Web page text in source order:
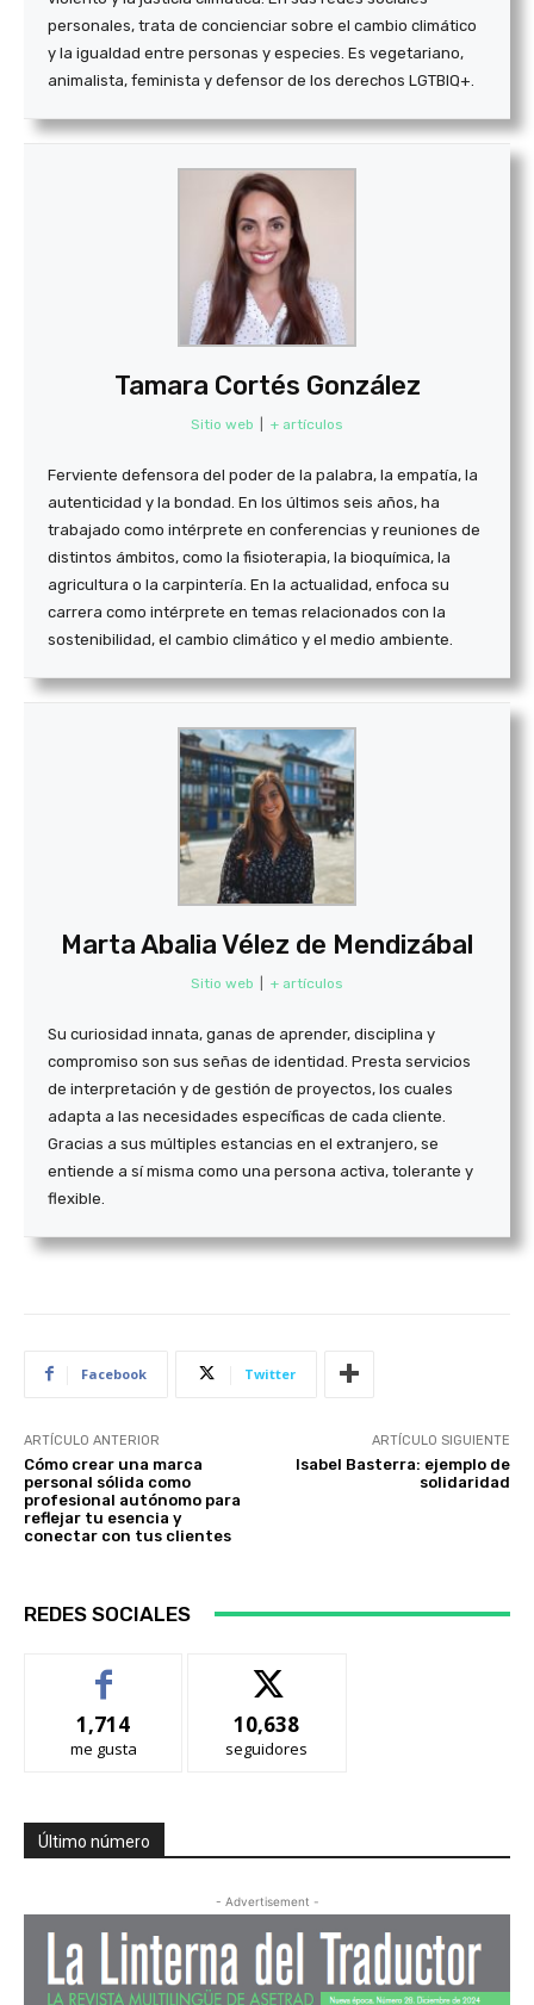
personales, trata de concienciar sobre el cambio climático
y la igualdad entre personas y especies. Es vegetariano,
animalista, feminista y defensor de los derechos LGTBIQ+.
Tamara Cortés González
Sitio web + artículos
Ferviente defensora del poder de la palabra, la empatía, la
autenticidad y la bondad. En los últimos seis años, ha
trabajado como intérprete en conferencias y reuniones de
distintos ámbitos, como la fisioterapia, la bioquímica, la
agricultura o la carpintería. En la actualidad, enfoca su
carrera como intérprete en temas relacionados con la
sostenibilidad, el cambio climático y el medio ambiente.
Marta Abalia Vélez de Mendizábal
Sitio web + artículos
Su curiosidad innata, ganas de aprender, disciplina y
compromiso son sus señas de identidad. Presta servicios
de interpretación y de gestión de proyectos, los cuales
adapta a las necesidades específicas de cada cliente.
Gracias a sus múltiples estancias en el extranjero, se
entiende a sí misma como una persona activa, tolerante y
flexible.
Facebook Twitter
ARTÍCULO ANTERIOR
Cómo crear una marca
personal sólida como
profesional autónomo para
reflejar tu esencia y
conectar con tus clientes
ARTÍCULO SIGUIENTE
Isabel Basterra: ejemplo de
solidaridad
REDES SOCIALES
1,714
me gusta
10,638
seguidores
Último número
- Advertisement -